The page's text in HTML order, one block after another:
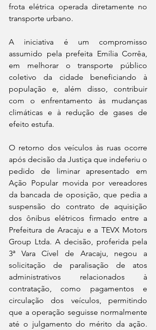
frota elétrica operada diretamente no
transporte urbano.
A iniciativa é um compromisso
assumido pela prefeita Emília Corrêa,
em melhorar o transporte público
coletivo da cidade beneficiando à
população e, além disso, contribuir
com o enfrentamento às mudanças
climáticas e à redução de gases de
efeito estufa.
O retorno dos veículos às ruas ocorre
após decisão da Justiça que indeferiu o
pedido de liminar apresentado em
Ação Popular movida por vereadores
da bancada de oposição, que pedia a
suspensão do contrato de aquisição
dos ônibus elétricos firmado entre a
Prefeitura de Aracaju e a TEVX Motors
Group Ltda. A decisão, proferida pela
3ª Vara Cível de Aracaju, negou a
solicitação de paralisação de atos
administrativos relacionados à
contratação, como pagamentos e
circulação dos veículos, permitindo
que a operação seguisse normalmente
até o julgamento do mérito da ação.